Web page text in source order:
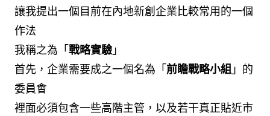
讓我提出一個目前在內地新創企業比較常用的一個
作法
我稱之為「戰略實驗」
首先，企業需要成之一個名為「前瞻戰略小組 」的
委員會
裡面必須包含一些高階主管，以及若干真正貼近市